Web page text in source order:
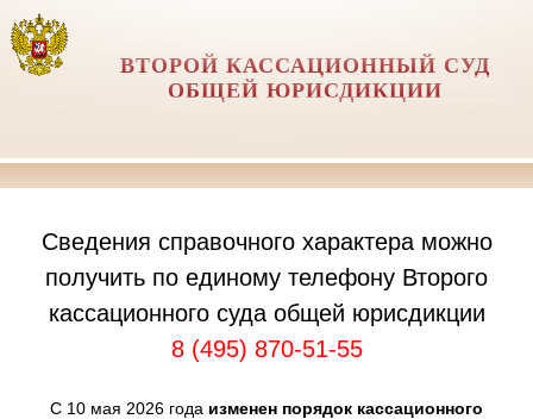
ВТОРОЙ КАССАЦИОННЫЙ СУД
ОБЩЕЙ ЮРИСДИКЦИИ
Сведения справочного характера можно
получить по единому телефону Второго
кассационного суда общей юрисдикции
8 (495) 870-51-55
С 10 мая 2026 года изменен порядок кассационного